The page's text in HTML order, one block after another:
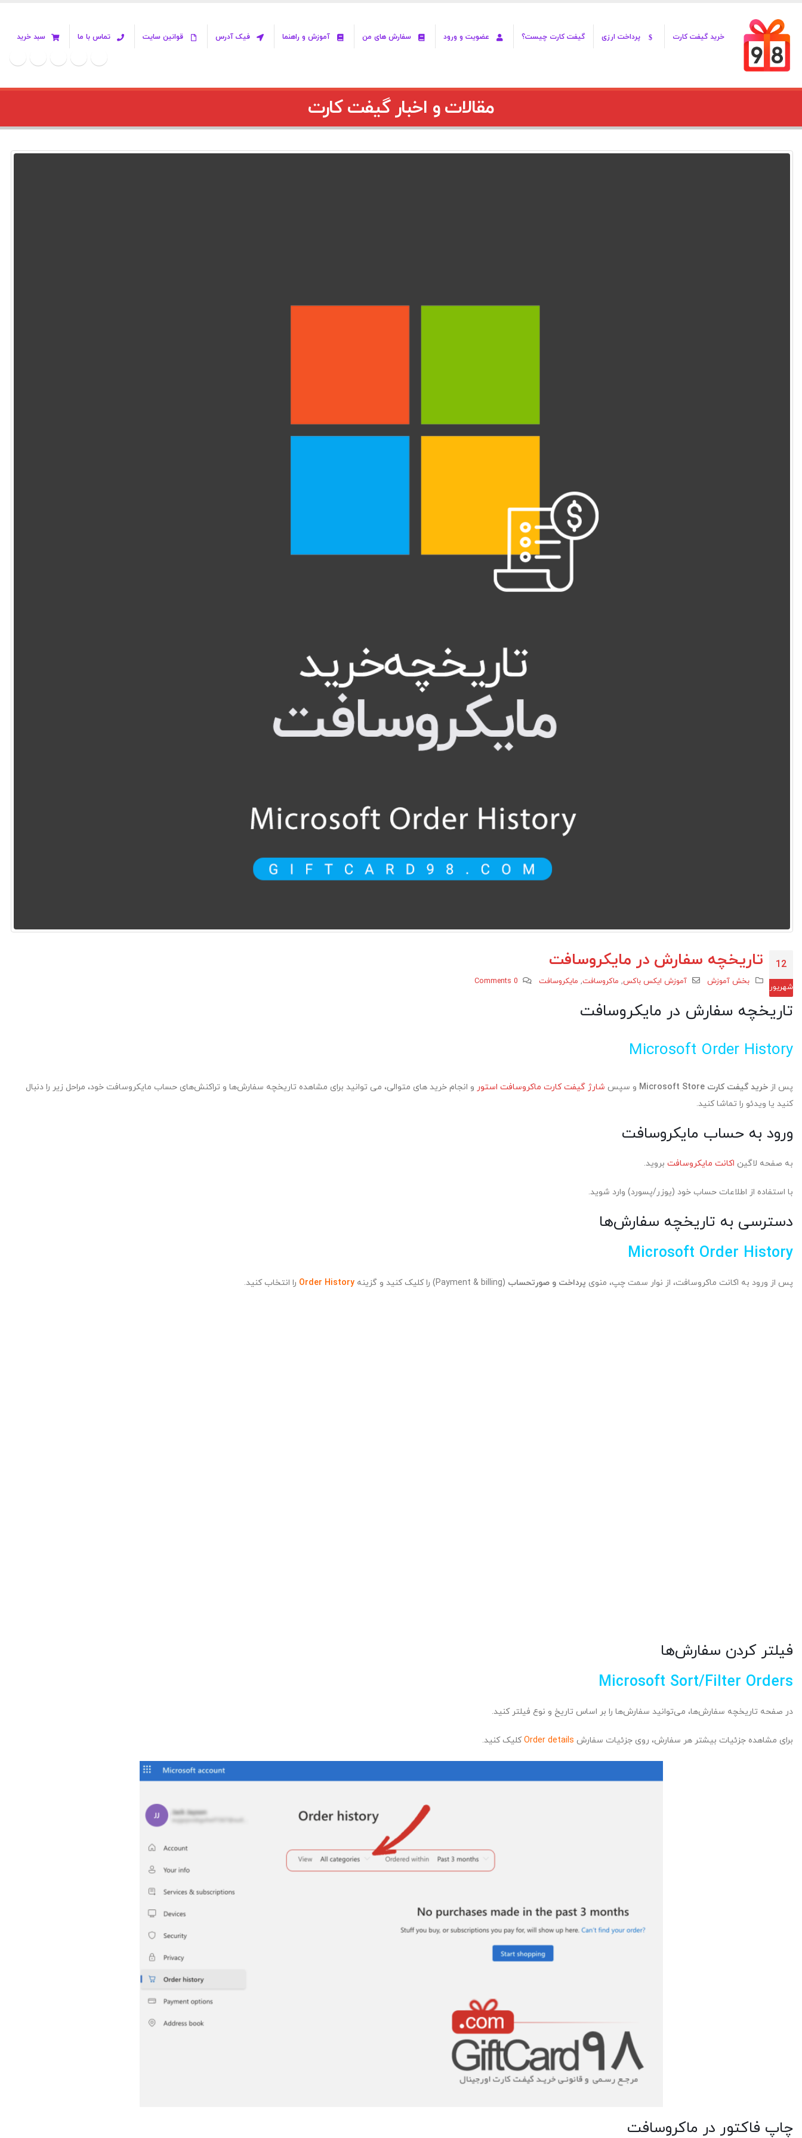
خرید گیفت کارت پرداخت ارزی گیفت کارت چیست؟ عضویت و ورود سفارش های من آموزش و راهنما فیک آدرس قوانین سایت تماس با ما سبد خرید
مقالات و اخبار گیفت کارت
12
شهریور
تاریخچه سفارش در مایکروسافت
بخش آموزش آموزش ایکس باکس, ماکروسافت, مایکروسافت 0 Comments
تاریخچه سفارش در مایکروسافت
Microsoft Order History
پس از خرید گیفت کارت Microsoft Store و سپس شارژ گیفت کارت ماکروسافت استور و انجام خرید های متوالی، می توانید برای مشاهده تاریخچه سفارش‌ها و تراکنش‌های حساب مایکروسافت خود، مراحل زیر را دنبال
کنید یا ویدئو را تماشا کنید.
ورود به حساب مایکروسافت
به صفحه لاگین اکانت مایکروسافت بروید.
با استفاده از اطلاعات حساب خود (یوزر/پسورد) وارد شوید.
دسترسی به تاریخچه سفارش‌ها
Microsoft Order History
پس از ورود به اکانت ماکروسافت، از نوار سمت چپ، منوی پرداخت و صورتحساب (Payment & billing) را کلیک کنید و گزینه Order History را انتخاب کنید.
فیلتر کردن سفارش‌ها
Microsoft Sort/Filter Orders
در صفحه تاریخچه سفارش‌ها، می‌توانید سفارش‌ها را بر اساس تاریخ و نوع فیلتر کنید.
برای مشاهده جزئیات بیشتر هر سفارش، روی جزئیات سفارش Order detailsکلیک کنید.
چاپ فاکتور در ماکروسافت